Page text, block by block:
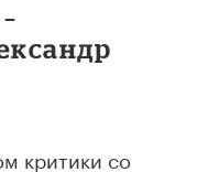
критики со